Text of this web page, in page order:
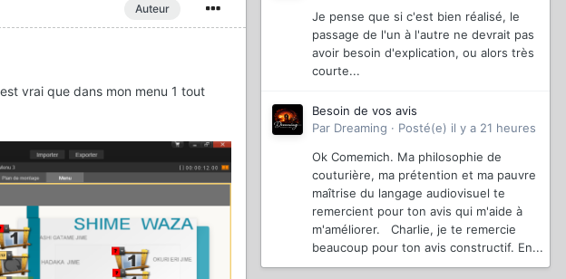
Auteur
vrai que dans mon menu 1 tout
Je pense que si c'est bien réalisé, le
passage de l'un à l'autre ne devrait pas
avoir besoin d'explication, ou alors très
courte...
Besoin de vos avis
Par Dreaming · Posté(e) il y a 21 heures
Ok Comemich. Ma philosophie de
couturière, ma prétention et ma pauvre
maîtrise du langage audiovisuel te
remercient pour ton avis qui m'aide à
m'améliorer. Charlie, je te remercie
beaucoup pour ton avis constructif. En...